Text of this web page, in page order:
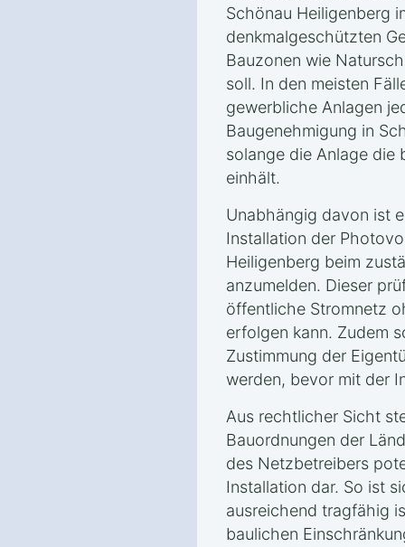
Schönau Heiligenberg
denkmalgeschützten
Bauzonen wie
soll. In den meisten
gewerbliche Anlagen
Baugenehmigung in
solange die Anlage die
einhält.
Unabhängig davon ist
Installation der
Heiligenberg beim
anzumelden. Dieser
öffentliche Stromnetz
erfolgen kann. Zudem
Zustimmung der
werden, bevor mit der
Aus rechtlicher Sicht
Bauordnungen der
des Netzbetreibers
Installation dar. So ist
ausreichend tragfähig
baulichen